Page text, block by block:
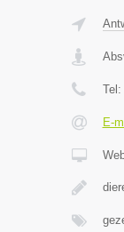
Tel:
E-